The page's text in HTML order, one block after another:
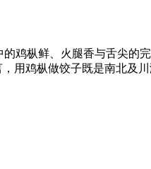
鸡枞鲜、火腿香与舌尖的
用鸡枞做饺子既是南北及